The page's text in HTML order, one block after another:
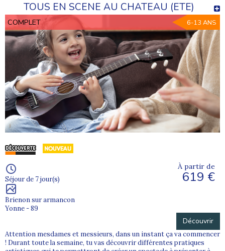
TOUS EN SCENE AU CHATEAU (ETE)
COMPLET 6-13 ANS
Séjour de 7 jour(s)
Brienon sur armancon
Yonne - 89
À partir de
619 €
Découvrir
Attention mesdames et messieurs, dans un instant ça va commencer
! Durant toute la semaine, tu vas découvrir différentes pratiques